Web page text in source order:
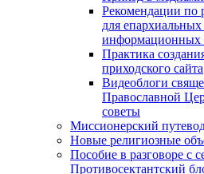
Рекомендации по
для
информационных
Практика
приходского сайта
Видеоблоги
Православной
советы
Миссионерский
Новые религиозные
Пособие в разговоре с
Противосектантский